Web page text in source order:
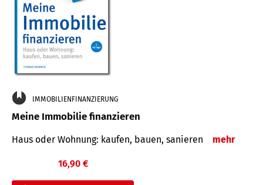
IMMOBILIENFINANZIERUNG
Meine Immobilie finanzieren
Haus oder Wohnung: kaufen, bauen, sanieren mehr
16,90 €